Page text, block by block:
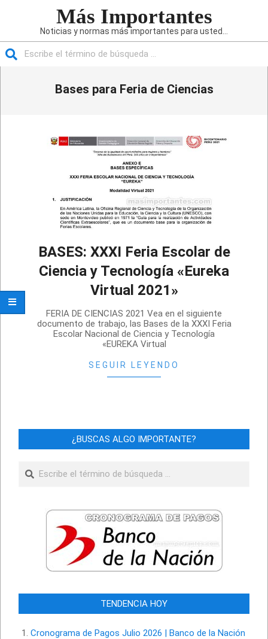
Más Importantes
Noticias y normas más importantes para usted...
Bases para Feria de Ciencias
BASES: XXXI Feria Escolar de
Ciencia y Tecnología «Eureka
Virtual 2021»
09-
FERIA DE CIENCIAS 2021 Vea en el siguiente
documento de trabajo, las Bases de la XXXI Feria
Escolar Nacional de Ciencia y Tecnología
«EUREKA Virtual
SEGUIR LEYENDO
¿BUSCAS ALGO IMPORTANTE?
TENDENCIA HOY
Cronograma de Pagos Julio 2026 | Banco de la Nación